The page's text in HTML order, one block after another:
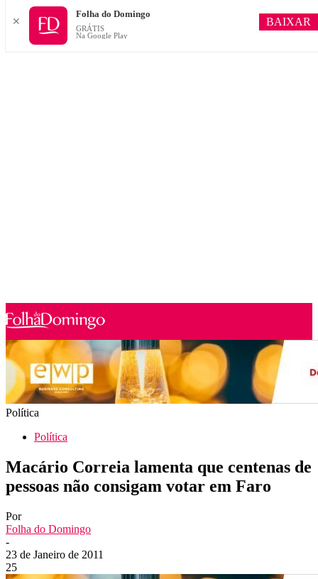
Política
Política
Macário Correia lamenta que centenas de
pessoas não consigam votar em Faro
Por
Folha do Domingo
-
23 de Janeiro de 2011
25
✕
Folha do Domingo
GRÁTIS
Na Google Play
BAIXAR